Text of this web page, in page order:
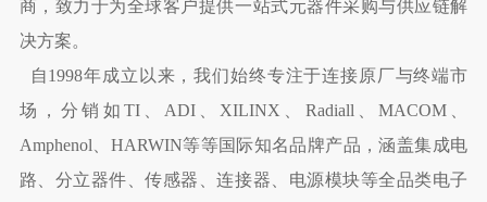
决方案。